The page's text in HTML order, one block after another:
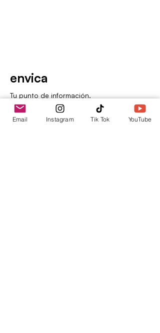
envica
Tu punto de información.
Email Instagram Tik Tok YouTube